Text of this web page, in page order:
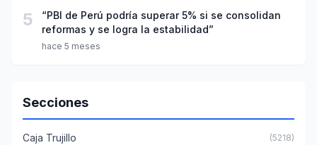
5
“PBI de Perú podría superar 5% si se consolidan
reformas y se logra la estabilidad”
hace 5 meses
Secciones
Caja Trujillo (5218)